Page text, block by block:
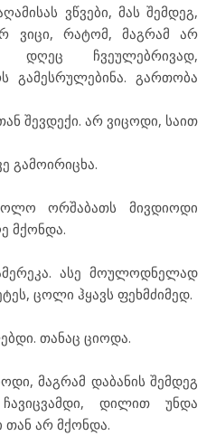
ვწვები, მას შემდეგ,
ვიცი, რატომ, მაგრამ არ
ჩვეულებრივად,
გამესრულებინა. გართობა
შევდექი. არ ვიცოდი, საით
გამოირიცხა.
ორშაბათს მივდიოდი
მქონდა.
ასე მოულოდნელად
ცოლი ჰყავს ფეხმძიმედ.
თანაც ციოდა.
მაგრამ დაბანის შემდეგ
დილით უნდა
თან არ მქონდა.